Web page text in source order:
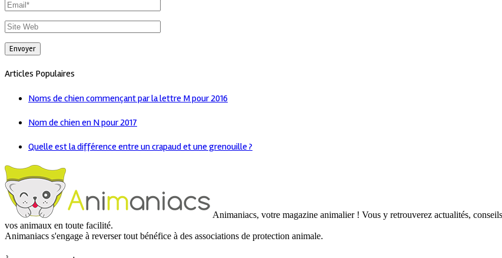
Articles Populaires
Noms de chien commençant par la lettre M pour 2016
Nom de chien en N pour 2017
Quelle est la différence entre un crapaud et une grenouille ?
Animaniacs, votre magazine animalier ! Vous y retrouverez actualités,
vos animaux en toute facilité.
Animaniacs s'engage à reverser tout bénéfice à des associations de protection animale.